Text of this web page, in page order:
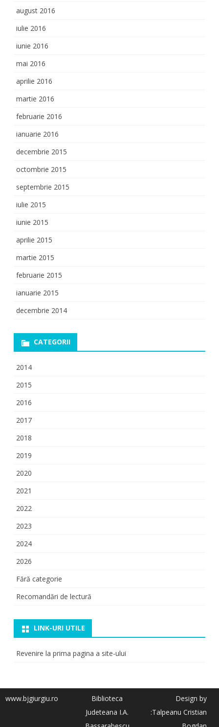
august 2016
iulie 2016
iunie 2016
mai 2016
aprilie 2016
martie 2016
februarie 2016
ianuarie 2016
decembrie 2015
octombrie 2015
septembrie 2015
iulie 2015
iunie 2015
aprilie 2015
martie 2015
februarie 2015
ianuarie 2015
decembrie 2014
CATEGORII
2014
2015
2016
2017
2018
2019
2020
2021
2022
2023
2024
2026
Fără categorie
Recomandări de lectură
LINK-URI UTILE
Revenire la prima pagina a site-ului
www.bjgiurgiu.ro
Biblioteca
Judeteana I.A.
Design by
:Talpeanu Cristian